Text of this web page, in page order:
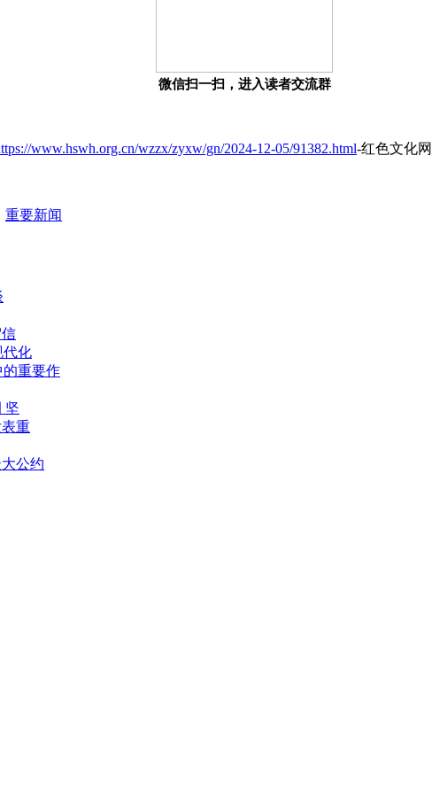
微信扫一扫，进入读者交流群
www.hswh.org.cn/wzzx/zyxw/gn/2024-12-05/91382.html-红色文化网
重要新闻
代化
的重要作
坚
重
公约